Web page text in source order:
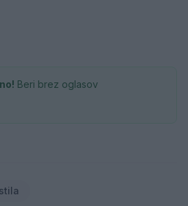
Beri brez oglasov